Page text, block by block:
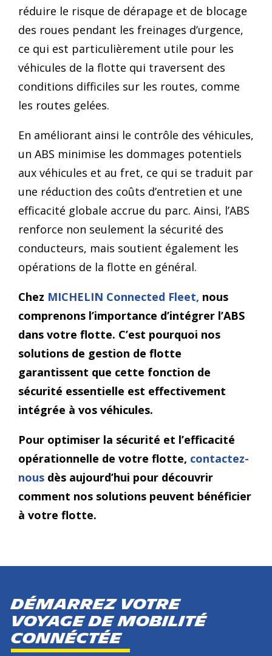
réduire le risque de dérapage et de blocage
des roues pendant les freinages d’urgence,
ce qui est particulièrement utile pour les
véhicules de la flotte qui traversent des
conditions difficiles sur les routes, comme
les routes gelées.
En améliorant ainsi le contrôle des véhicules,
un ABS minimise les dommages potentiels
aux véhicules et au fret, ce qui se traduit par
une réduction des coûts d’entretien et une
efficacité globale accrue du parc. Ainsi, l’ABS
renforce non seulement la sécurité des
conducteurs, mais soutient également les
opérations de la flotte en général.
Chez MICHELIN Connected Fleet, nous
comprenons l’importance d’intégrer l’ABS
dans votre flotte. C’est pourquoi nos
solutions de gestion de flotte
garantissent que cette fonction de
sécurité essentielle est effectivement
intégrée à vos véhicules.
Pour optimiser la sécurité et l’efficacité
opérationnelle de votre flotte, contactez-
nous dès aujourd’hui pour découvrir
comment nos solutions peuvent bénéficier
à votre flotte.
DÉMARREZ VOTRE
voyage de mobilité
connéctée